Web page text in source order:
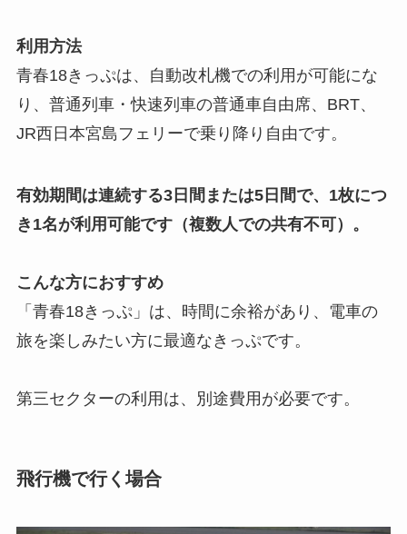
利用方法
青春18きっぷは、自動改札機での利用が可能にな
り、普通列車・快速列車の普通車自由席、BRT、
JR西日本宮島フェリーで乗り降り自由です。
有効期間は連続する3日間または5日間で、1枚につ
き1名が利用可能です（複数人での共有不可）。
こんな方におすすめ
「青春18きっぷ」は、時間に余裕があり、電車の
旅を楽しみたい方に最適なきっぷです。
第三セクターの利用は、別途費用が必要です。
飛行機で行く場合